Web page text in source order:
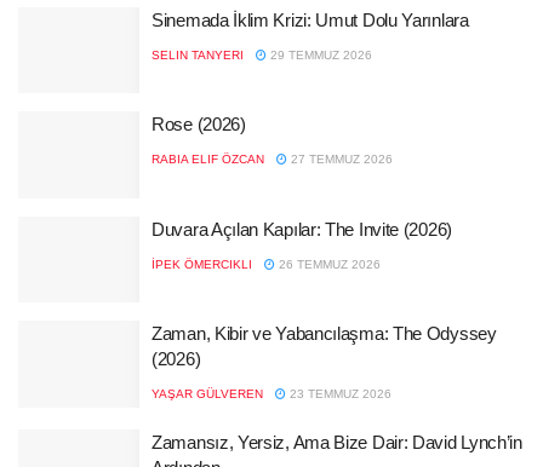
Sinemada İklim Krizi: Umut Dolu Yarınlara
SELIN TANYERI 29 TEMMUZ 2026
Rose (2026)
RABIA ELIF ÖZCAN 27 TEMMUZ 2026
Duvara Açılan Kapılar: The Invite (2026)
İPEK ÖMERCIKLI 26 TEMMUZ 2026
Zaman, Kibir ve Yabancılaşma: The Odyssey
(2026)
YAŞAR GÜLVEREN 23 TEMMUZ 2026
Zamansız, Yersiz, Ama Bize Dair: David Lynch’in